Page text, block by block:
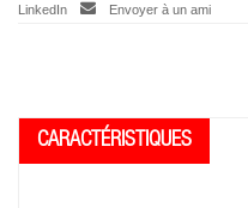
LinkedIn Envoyer à un ami